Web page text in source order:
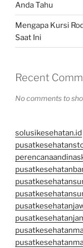
Anda Tahu
Mengapa Kursi
Saat Ini
Recent
No comments to
solusikesehatan.id